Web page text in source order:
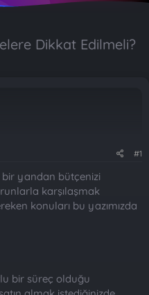
Dikkat Edilmeli?
#1
yandan bütçenizi
karşılaşmak
konuları bu yazımızda
bir süreç olduğu